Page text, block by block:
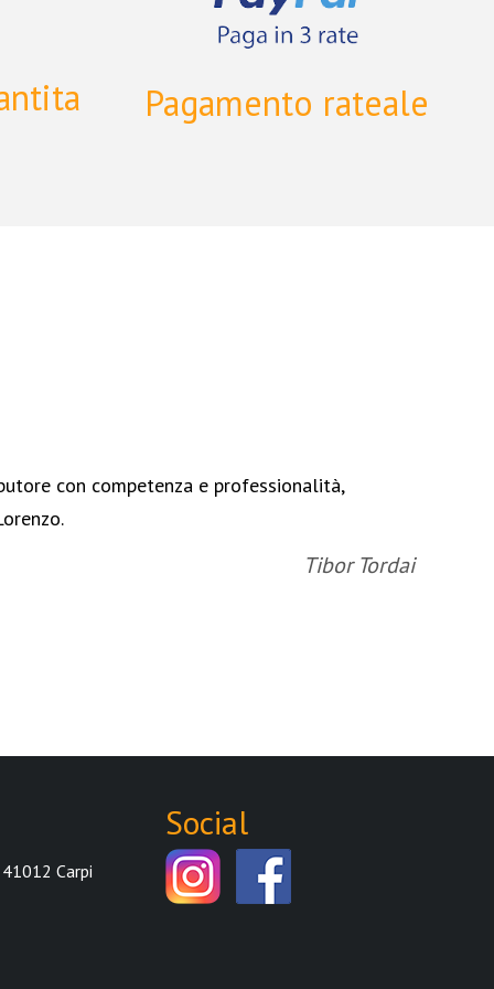
Pagamento rateale
con competenza e professionalità,
Tibor Tordai
Carpi
Social